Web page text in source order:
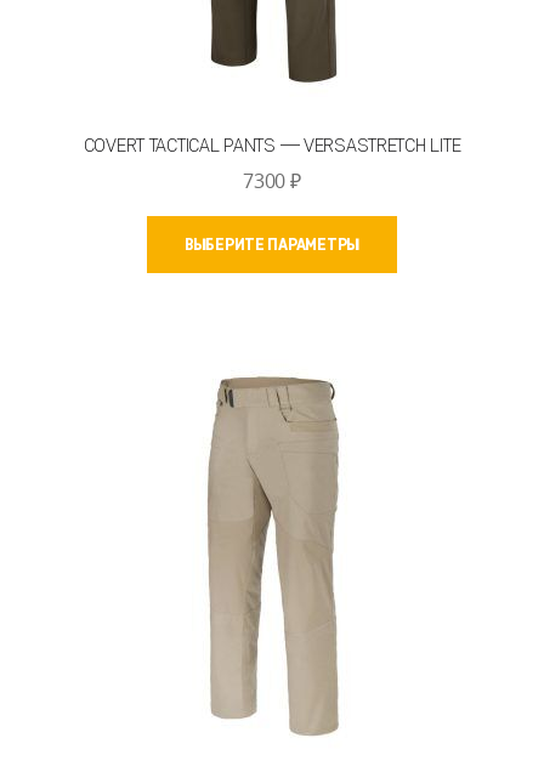
COVERT TACTICAL PANTS — VERSASTRETCH LITE
7300₽
ВЫБЕРИТЕ ПАРАМЕТРЫ